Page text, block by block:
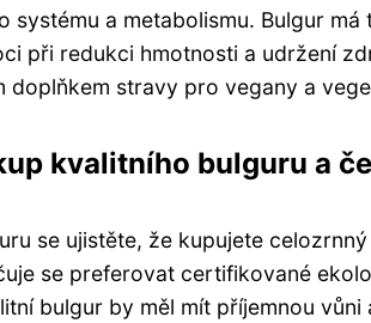
systému a metabolismu. Bulgur
při redukci hmotnosti a udržení
doplňkem stravy pro vegany a
kvalitního bulguru a
se ujistěte, že kupujete
se preferovat certifikované
bulgur by měl mít příjemnou